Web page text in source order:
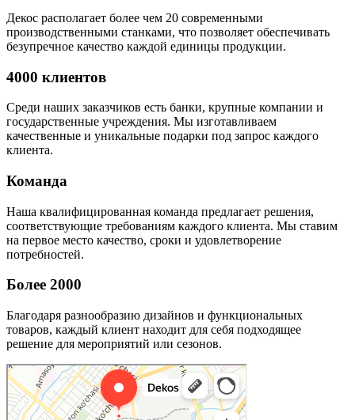
Декос располагает более чем 20 современными
производственными станками, что позволяет обеспечивать
безупречное качество каждой единицы продукции.
4000 клиентов
Среди наших заказчиков есть банки, крупные компании и
государственные учреждения. Мы изготавливаем
качественные и уникальные подарки под запрос каждого
клиента.
Команда
Наша квалифицированная команда предлагает решения,
соответствующие требованиям каждого клиента. Мы ставим
на первое место качество, сроки и удовлетворение
потребностей.
Более 2000
Благодаря разнообразию дизайнов и функциональных
товаров, каждый клиент находит для себя подходящее
решение для мероприятий или сезонов.